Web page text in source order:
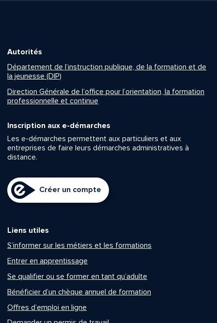
Autorités
Département de l’instruction publique, de la formation et de
la jeunesse (DIP)
Direction Générale de l’office pour l’orientation, la formation
professionnelle et continue
Inscription aux e-démarches
Les e-démarches permettent aux particuliers et aux
entreprises de faire leurs démarches administratives à
distance.
Créer un compte
Liens utiles
S’informer sur les métiers et les formations
Entrer en apprentissage
Se qualifier ou se former en tant qu’adulte
Bénéficier d’un chèque annuel de formation
Offres d’emploi en ligne